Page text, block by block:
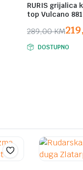
RURIS grijalica
top Vulcano 881
289,00KM
Original
price
Current
price
DOSTUPNO